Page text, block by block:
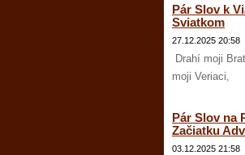
Pár Slov k
Sviatkom
27.12.2025 20:58
Drahí moji
moji
Pár Slov na
Začiatku
03.12.2025 21:58